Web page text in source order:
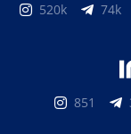
520k 74k
851